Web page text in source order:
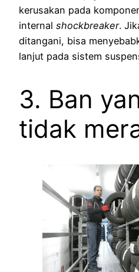
kerusakan pada
internal shockbreaker.
ditangani, bisa
lanjut pada sistem
3. Ban
tidak